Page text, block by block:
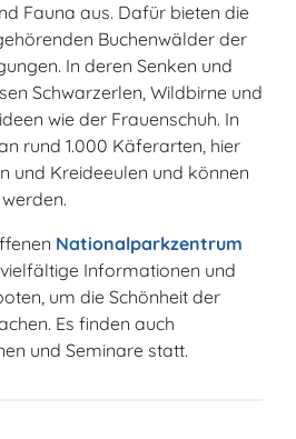
Fauna aus. Dafür bieten die
Buchenwälder der
In deren Senken und
Schwarzerlen, Wildbirne und
wie der Frauenschuh. In
rund 1.000 Käferarten, hier
und Kreideeulen und können
Nationalparkzentrum
Informationen und
um die Schönheit der
Es finden auch
und Seminare statt.